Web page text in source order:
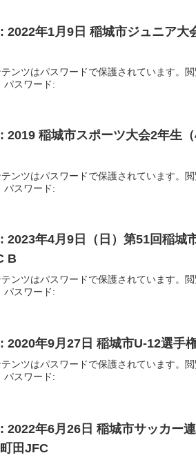
2022年1月9日 稲城市ジュニア
ンツはパスワードで保護されています。
パスワード:
2019 稲城市スポーツ大会2年生
ンツはパスワードで保護されています。
パスワード:
2023年4月9日（日）第51回稲城
B
ンツはパスワードで保護されています。
パスワード:
2020年9月27日 稲城市U-12選手
ンツはパスワードで保護されています。
パスワード:
2022年6月26日 稲城市サッカー
田JFC